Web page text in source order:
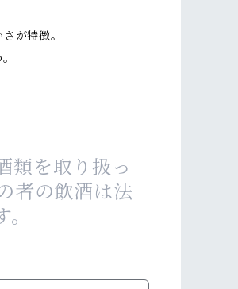
が特徴。
類を取り扱っ
者の飲酒は法